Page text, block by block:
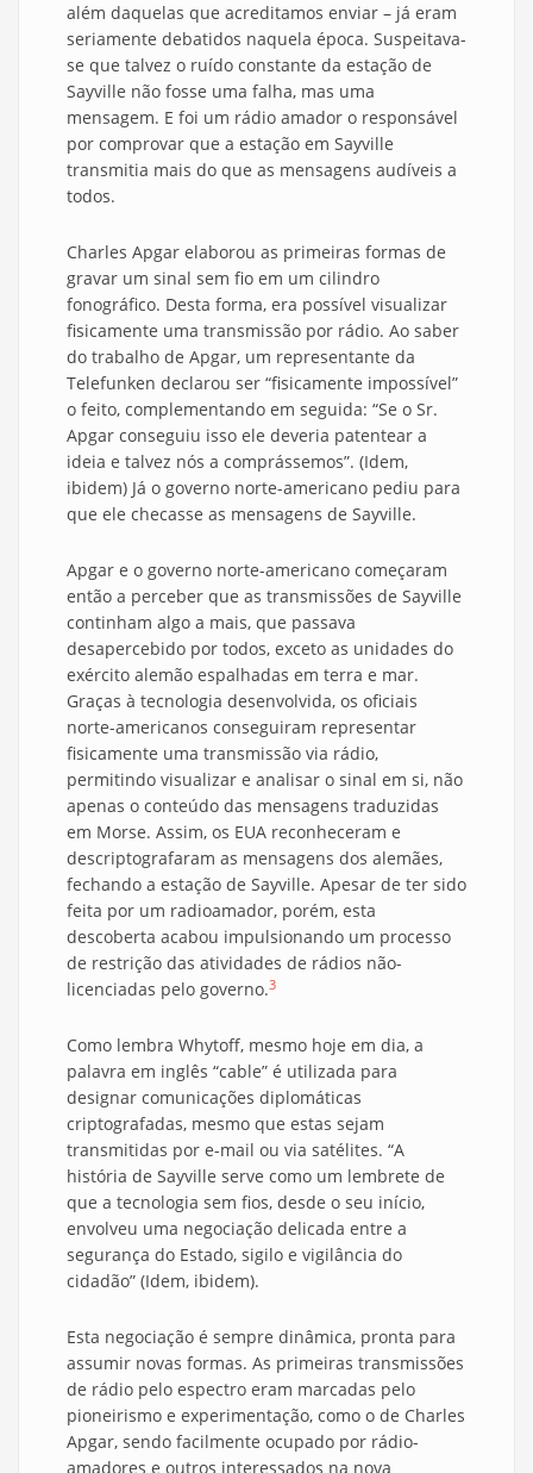
além daquelas que acreditamos enviar – já eram
seriamente debatidos naquela época. Suspeitava-
se que talvez o ruído constante da estação de
Sayville não fosse uma falha, mas uma
mensagem. E foi um rádio amador o responsável
por comprovar que a estação em Sayville
transmitia mais do que as mensagens audíveis a
todos.
Charles Apgar elaborou as primeiras formas de
gravar um sinal sem fio em um cilindro
fonográfico. Desta forma, era possível visualizar
fisicamente uma transmissão por rádio. Ao saber
do trabalho de Apgar, um representante da
Telefunken declarou ser “fisicamente impossível”
o feito, complementando em seguida: “Se o Sr.
Apgar conseguiu isso ele deveria patentear a
ideia e talvez nós a comprássemos”. (Idem,
ibidem) Já o governo norte-americano pediu para
que ele checasse as mensagens de Sayville.
Apgar e o governo norte-americano começaram
então a perceber que as transmissões de Sayville
continham algo a mais, que passava
desapercebido por todos, exceto as unidades do
exército alemão espalhadas em terra e mar.
Graças à tecnologia desenvolvida, os oficiais
norte-americanos conseguiram representar
fisicamente uma transmissão via rádio,
permitindo visualizar e analisar o sinal em si, não
apenas o conteúdo das mensagens traduzidas
em Morse. Assim, os EUA reconheceram e
descriptografaram as mensagens dos alemães,
fechando a estação de Sayville. Apesar de ter sido
feita por um radioamador, porém, esta
descoberta acabou impulsionando um processo
de restrição das atividades de rádios não-
licenciadas pelo governo.3
Como lembra Whytoff, mesmo hoje em dia, a
palavra em inglês “cable” é utilizada para
designar comunicações diplomáticas
criptografadas, mesmo que estas sejam
transmitidas por e-mail ou via satélites. “A
história de Sayville serve como um lembrete de
que a tecnologia sem fios, desde o seu início,
envolveu uma negociação delicada entre a
segurança do Estado, sigilo e vigilância do
cidadão” (Idem, ibidem).
Esta negociação é sempre dinâmica, pronta para
assumir novas formas. As primeiras transmissões
de rádio pelo espectro eram marcadas pelo
pioneirismo e experimentação, como o de Charles
Apgar, sendo facilmente ocupado por rádio-
amadores e outros interessados na nova